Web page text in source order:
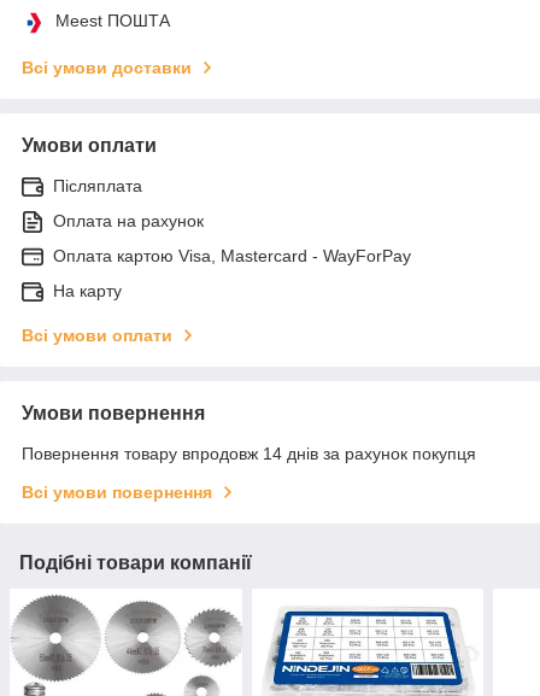
Meest ПОШТА
Всі умови доставки
Умови оплати
Післяплата
Оплата на рахунок
Оплата картою Visa, Mastercard - WayForPay
На карту
Всі умови оплати
Умови повернення
Повернення товару впродовж 14 днів за рахунок покупця
Всі умови повернення
Подібні товари компанії